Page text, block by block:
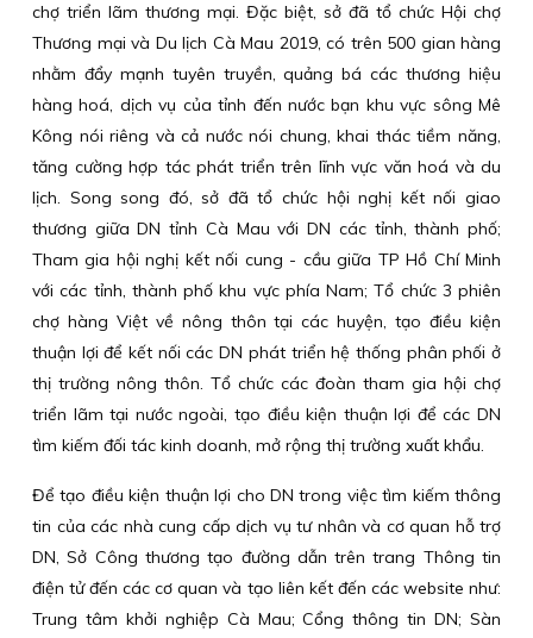
chợ triển lãm thương mại. Đặc biệt, sở đã tổ chức Hội chợ
Thương mại và Du lịch Cà Mau 2019, có trên 500 gian hàng
nhằm đẩy mạnh tuyên truyền, quảng bá các thương hiệu
hàng hoá, dịch vụ của tỉnh đến nước bạn khu vực sông Mê
Kông nói riêng và cả nước nói chung, khai thác tiềm năng,
tăng cường hợp tác phát triển trên lĩnh vực văn hoá và du
lịch. Song song đó, sở đã tổ chức hội nghị kết nối giao
thương giữa DN tỉnh Cà Mau với DN các tỉnh, thành phố;
Tham gia hội nghị kết nối cung - cầu giữa TP Hồ Chí Minh
với các tỉnh, thành phố khu vực phía Nam; Tổ chức 3 phiên
chợ hàng Việt về nông thôn tại các huyện, tạo điều kiện
thuận lợi để kết nối các DN phát triển hệ thống phân phối ở
thị trường nông thôn. Tổ chức các đoàn tham gia hội chợ
triển lãm tại nước ngoài, tạo điều kiện thuận lợi để các DN
tìm kiếm đối tác kinh doanh, mở rộng thị trường xuất khẩu.
Để tạo điều kiện thuận lợi cho DN trong việc tìm kiếm thông
tin của các nhà cung cấp dịch vụ tư nhân và cơ quan hỗ trợ
DN, Sở Công thương tạo đường dẫn trên trang Thông tin
điện tử đến các cơ quan và tạo liên kết đến các website như:
Trung tâm khởi nghiệp Cà Mau; Cổng thông tin DN; Sàn